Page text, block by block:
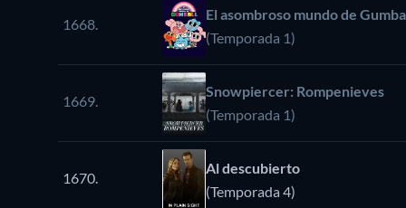
1668.
El asombroso mundo de
(Temporada 1)
1669.
Snowpiercer: Rompenieves
(Temporada 1)
1670.
Al descubierto
(Temporada 4)